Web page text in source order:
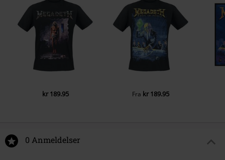
kr 189.95 Fra kr 189.95
0 Anmeldelser